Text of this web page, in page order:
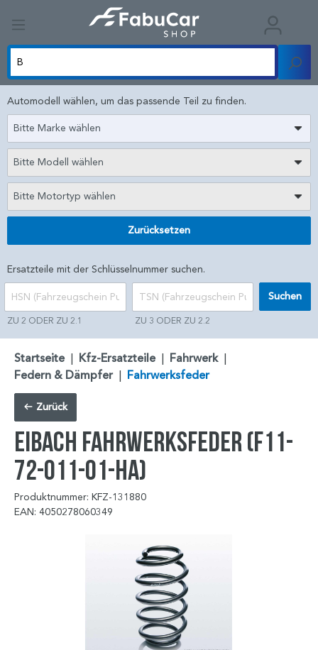
Automodell wählen, um das passende Teil zu finden.
Bitte Marke wählen
Bitte Modell wählen
Bitte Motortyp wählen
Zurücksetzen
Ersatzteile mit der Schlüsselnummer suchen.
ZU 2 ODER ZU 2.1 ZU 3 ODER ZU 2.2
Suchen
Startseite | Kfz-Ersatzteile | Fahrwerk |
Federn & Dämpfer | Fahrwerksfeder
Zurück
EIBACH Fahrwerksfeder (F11-
72-011-01-HA)
Produktnummer: KFZ-131880
EAN: 4050278060349